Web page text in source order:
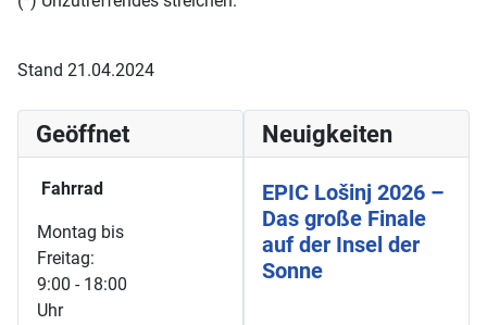
Stand 21.04.2024
Geöffnet
Fahrrad
Montag bis
Freitag:
9:00 - 18:00
Uhr
Neuigkeiten
EPIC Lošinj 2026 –
Das große Finale
auf der Insel der
Sonne